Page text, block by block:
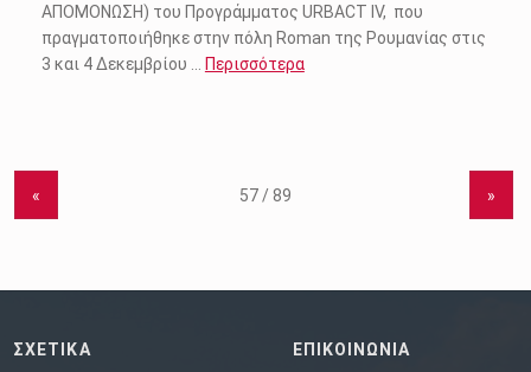
ΑΠΟΜΟΝΩΣΗ) του Προγράμματος URBACT IV, που
πραγματοποιήθηκε στην πόλη Roman της Ρουμανίας στις
3 και 4 Δεκεμβρίου …
Περισσότερα
« »
ΣΧΕΤΙΚΑ ΕΠΙΚΟΙΝΩΝΙΑ